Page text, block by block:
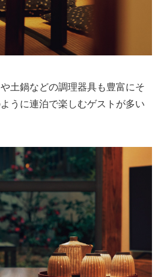
土鍋などの調理器具も豊富にそ
うに連泊で楽しむゲストが多い